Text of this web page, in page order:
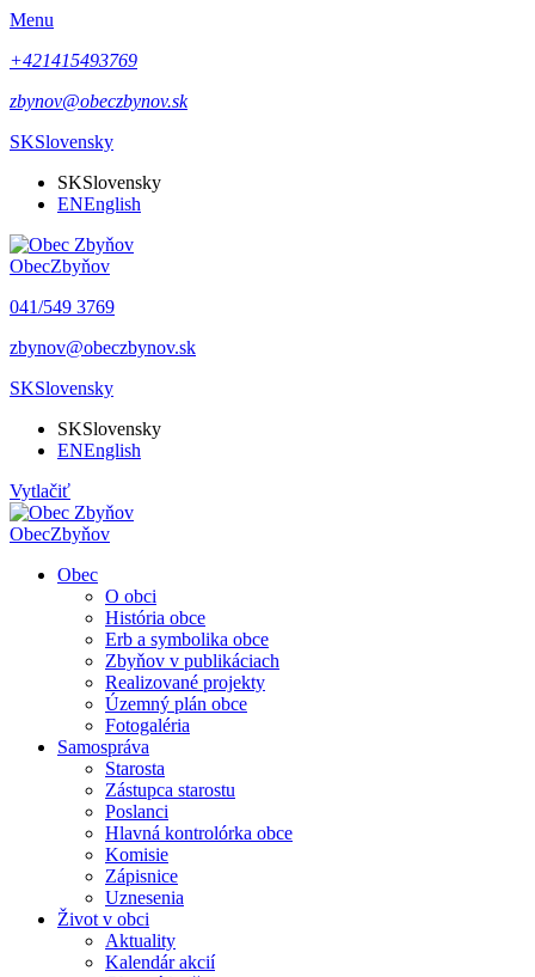
Menu
+421415493769
zbynov@obeczbynov.sk
SKSlovensky
SKSlovensky
ENEnglish
ObecZbyňov
041/549 3769
zbynov@obeczbynov.sk
SKSlovensky
SKSlovensky
ENEnglish
Vytlačiť
ObecZbyňov
Obec
O obci
História obce
Erb a symbolika obce
Zbyňov v publikáciach
Realizované projekty
Územný plán obce
Fotogaléria
Samospráva
Starosta
Zástupca starostu
Poslanci
Hlavná kontrolórka obce
Komisie
Zápisnice
Uznesenia
Život v obci
Aktuality
Kalendár akcií